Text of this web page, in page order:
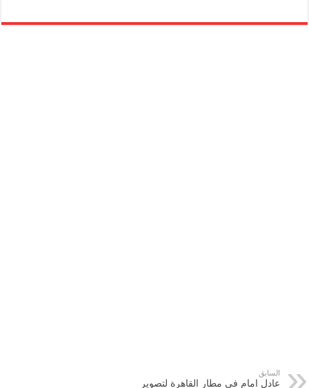
السابق
عادل امام فى مطار القاهرة لتصوير